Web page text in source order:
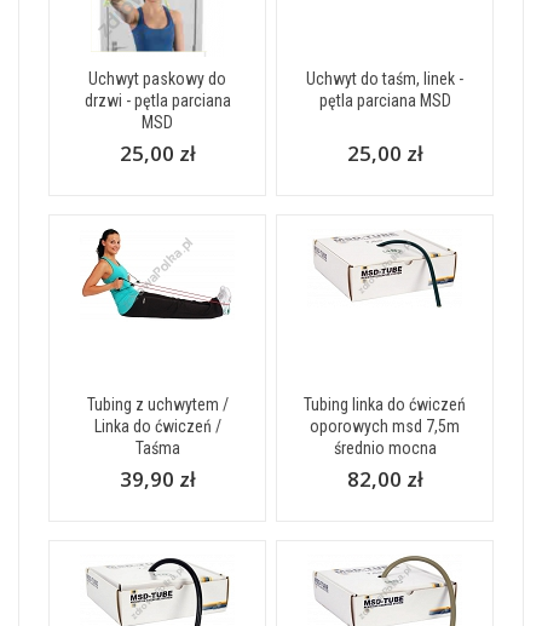
Uchwyt paskowy do
drzwi - pętla parciana
MSD
25,00 zł
Uchwyt do taśm, linek -
pętla parciana MSD
25,00 zł
Tubing z uchwytem /
Linka do ćwiczeń /
Taśma
39,90 zł
Tubing linka do ćwiczeń
oporowych msd 7,5m
średnio mocna
82,00 zł